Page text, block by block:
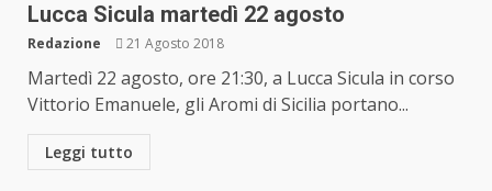
Lucca Sicula martedì 22 agosto
Redazione 21 Agosto 2018
Martedì 22 agosto, ore 21:30, a Lucca Sicula in corso
Vittorio Emanuele, gli Aromi di Sicilia portano...
Leggi tutto